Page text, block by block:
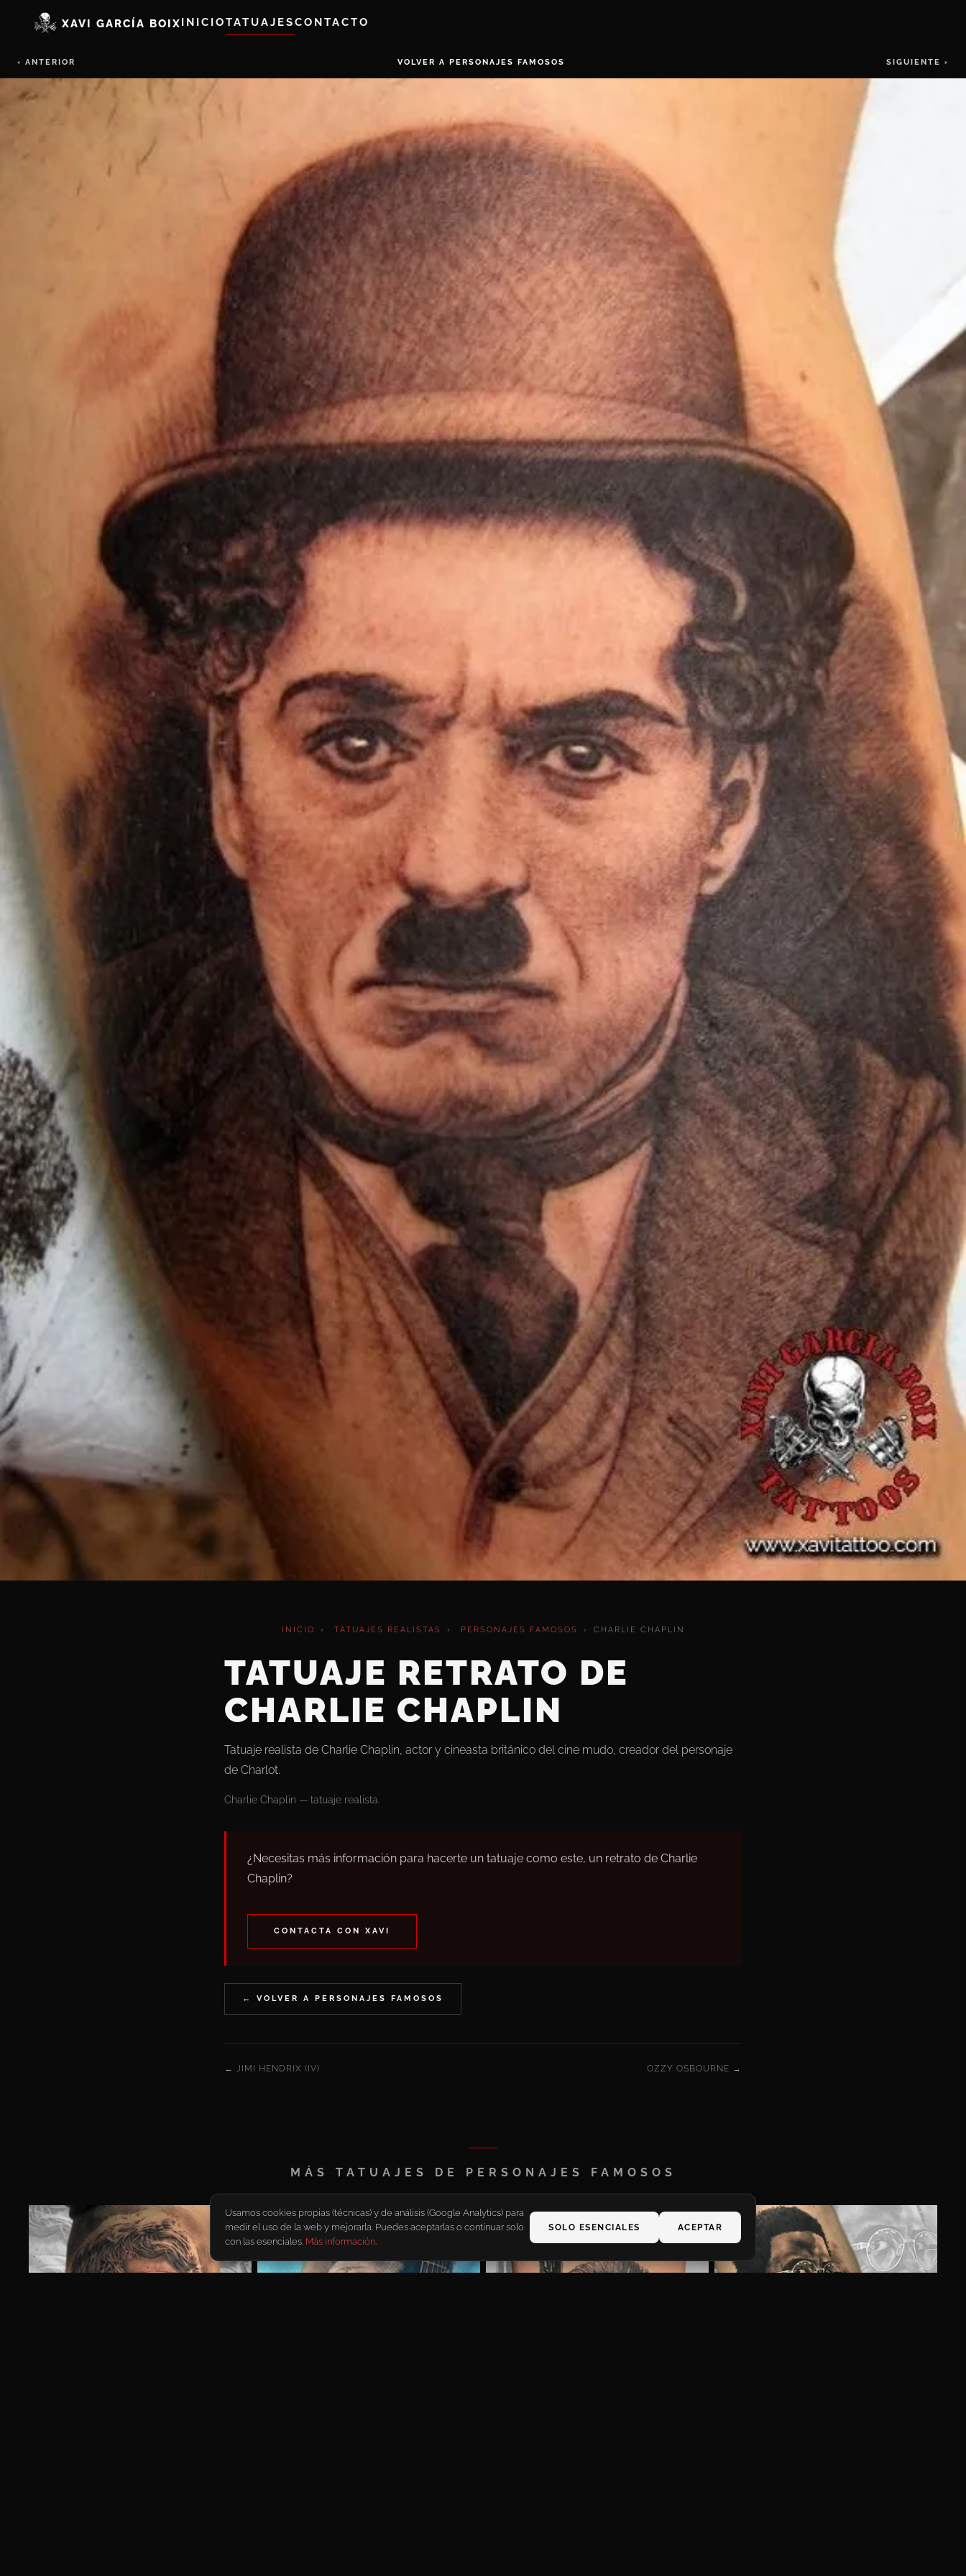
XAVI GARCÍA BOIXINICIOTATUAJESCONTACTO
‹ ANTERIOR VOLVER A PERSONAJES FAMOSOS SIGUIENTE ›
INICIO › TATUAJES REALISTAS › PERSONAJES FAMOSOS › CHARLIE CHAPLIN
TATUAJE RETRATO DE
CHARLIE CHAPLIN
Tatuaje realista de Charlie Chaplin, actor y cineasta británico del cine mudo, creador del personaje
de Charlot.
Charlie Chaplin — tatuaje realista.
¿Necesitas más información para hacerte un tatuaje como este, un retrato de Charlie
Chaplin?
CONTACTA CON XAVI
← VOLVER A PERSONAJES FAMOSOS
← JIMI HENDRIX (IV) OZZY OSBOURNE →
MÁS TATUAJES DE PERSONAJES FAMOSOS
Usamos cookies propias (técnicas) y de análisis (Google Analytics) para
medir el uso de la web y mejorarla. Puedes aceptarlas o continuar solo
con las esenciales. Más información.
SOLO ESENCIALES ACEPTAR